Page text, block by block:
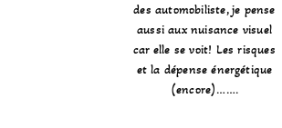
des automobiliste, je pense
aussi aux nuisance visuel
car elle se voit! Les risques
et la dépense énergétique
(encore)…….